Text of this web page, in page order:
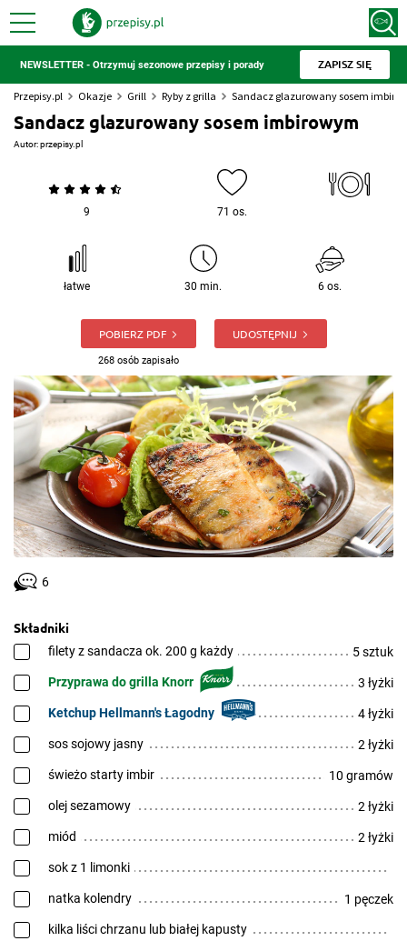
NEWSLETTER - Otrzymuj sezonowe przepisy i porady ZAPISZ SIĘ
Przepisy.pl Okazje Grill Ryby z grilla Sandacz glazurowany sosem
Sandacz glazurowany sosem imbirowym
Autor:przepisy.pl
9 71 os.
łatwe 30 min. 6 os.
POBIERZ PDF
268 osób zapisało
UDOSTĘPNIJ
6
Składniki
filety z sandacza ok. 200 g każdy 5 sztuk
Przyprawa do grilla Knorr 3 łyżki
Ketchup Hellmann's Łagodny 4 łyżki
sos sojowy jasny 2 łyżki
świeżo starty imbir 10 gramów
olej sezamowy 2 łyżki
miód 2 łyżki
sok z 1 limonki
natka kolendry 1 pęczek
kilka liści chrzanu lub białej kapusty